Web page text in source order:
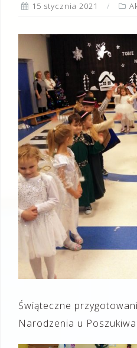
15 stycznia 2021
Świąteczne
Narodzenia u